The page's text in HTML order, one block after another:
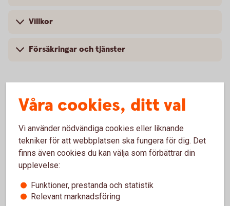
Villkor
Försäkringar och tjänster
Kontakt Mastercard Guld
Frågor om försäkring? Tappat kortet? Ett nummer för
alla frågor gällande Mastercard Guld. Spärrservice
öppet dygnet runt och för övriga frågor vardagar
9.00-18.00.
Våra cookies, ditt val
Vi använder nödvändiga cookies eller liknande
tekniker för att webbplatsen ska fungera för dig. Det
finns även cookies du kan välja som förbättrar din
upplevelse:
Funktioner, prestanda och statistik
Relevant marknadsföring